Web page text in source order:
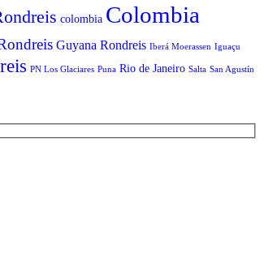
colombia Colombia
Guyana Rondreis Iberá Moerassen Iguaçu
PN Los Glaciares Puna Rio de Janeiro Salta San Agustín